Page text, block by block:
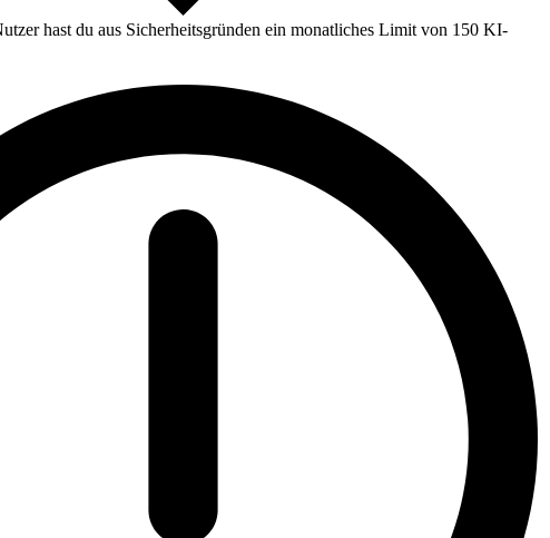
hast du aus Sicherheitsgründen ein monatliches Limit von 150 KI-